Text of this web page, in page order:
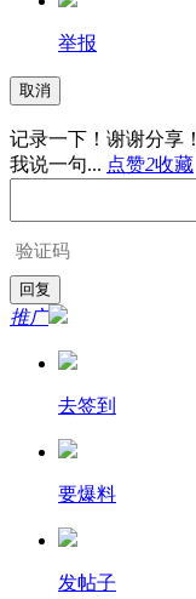
举报
取消
记录一下！谢谢分享！
我说一句... 点赞2收藏
推广
去签到
要爆料
发帖子